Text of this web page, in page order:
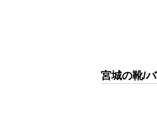
宮城の靴/